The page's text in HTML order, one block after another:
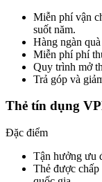
Miễn phí vận
suốt năm.
Hàng ngàn
Miễn phí phí
Quy trình mở
Trả góp và
Thẻ tín dụng
Đặc điểm
Tận hưởng ưu
Thẻ được